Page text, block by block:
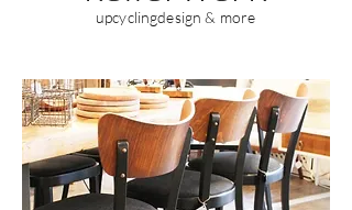
upcyclingdesign & more